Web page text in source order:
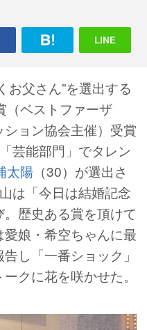
お父さん”を選出する
（ベストファーザ
ョン協会主催）受賞
芸能部門」でタレン
太陽 （30）が選出さ
は「今日は結婚記念
歴史ある賞を頂けて
娘・希空ちゃんに最
し「一番ショック」
クに花を咲かせた。